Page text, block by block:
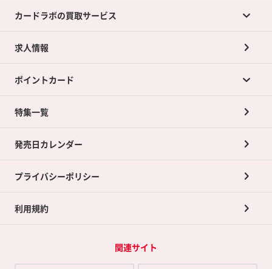
カードラボの買取サービス
カードラボの買取サービスTOP
店舗買取について
ネット買取について
買取承諾書について
求人情報
ポイントカード
ポイントカードTOP
ポイント交換景品
特集一覧
発売日カレンダー
プライバシーポリシー
利用規約
関連サイト